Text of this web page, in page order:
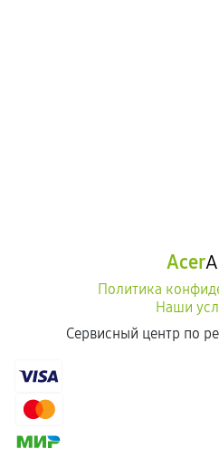
Acer
Политика
Наши
Сервисный центр по